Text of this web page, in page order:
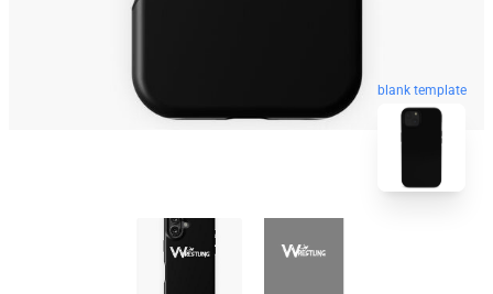
blank template